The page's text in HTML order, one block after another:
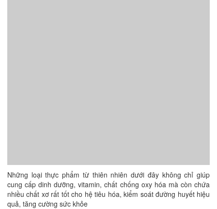
Những loại thực phẩm từ thiên nhiên dưới đây không chỉ giúp
cung cấp dinh dưỡng, vitamin, chất chống oxy hóa mà còn chứa
nhiều chất xơ rất tốt cho hệ tiêu hóa, kiểm soát đường huyết hiệu
quả, tăng cường sức khỏe